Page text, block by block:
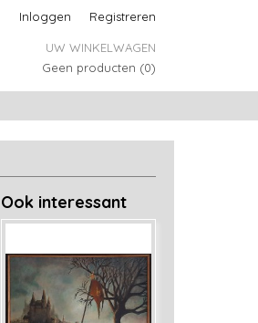
Inloggen Registreren
UW WINKELWAGEN
Geen producten (0)
Ook interessant